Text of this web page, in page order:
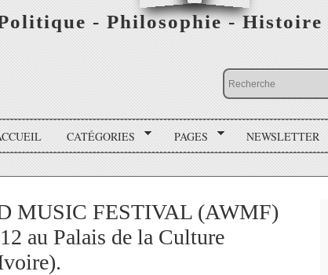
- Philosophie - Histoire
CATÉGORIES PAGES NEWSLETTER
MUSIC FESTIVAL (AWMF)
au Palais de la Culture